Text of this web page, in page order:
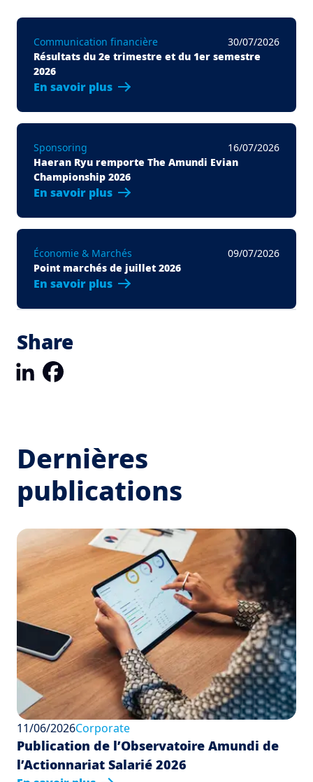
Communication financière
30/07/2026
Résultats du 2e trimestre et du 1er semestre
2026
En savoir plus
Sponsoring
16/07/2026
Haeran Ryu remporte The Amundi Evian
Championship 2026
En savoir plus
Économie & Marchés
09/07/2026
Point marchés de juillet 2026
En savoir plus
Share
LinkedIn
Dernières
publications
11/06/2026Corporate
Publication de l’Observatoire Amundi de
l’Actionnariat Salarié 2026